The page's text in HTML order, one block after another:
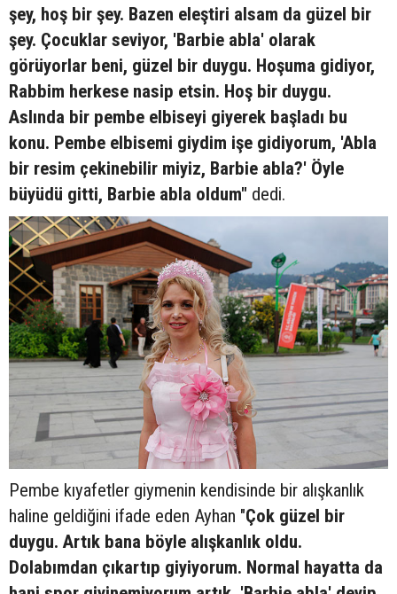
şey, hoş bir şey. Bazen eleştiri alsam da güzel bir
şey. Çocuklar seviyor, 'Barbie abla' olarak
görüyorlar beni, güzel bir duygu. Hoşuma gidiyor,
Rabbim herkese nasip etsin. Hoş bir duygu.
Aslında bir pembe elbiseyi giyerek başladı bu
konu. Pembe elbisemi giydim işe gidiyorum, 'Abla
bir resim çekinebilir miyiz, Barbie abla?' Öyle
büyüdü gitti, Barbie abla oldum" dedi.
Pembe kıyafetler giymenin kendisinde bir alışkanlık
haline geldiğini ifade eden Ayhan "Çok güzel bir
duygu. Artık bana böyle alışkanlık oldu.
Dolabımdan çıkartıp giyiyorum. Normal hayatta da